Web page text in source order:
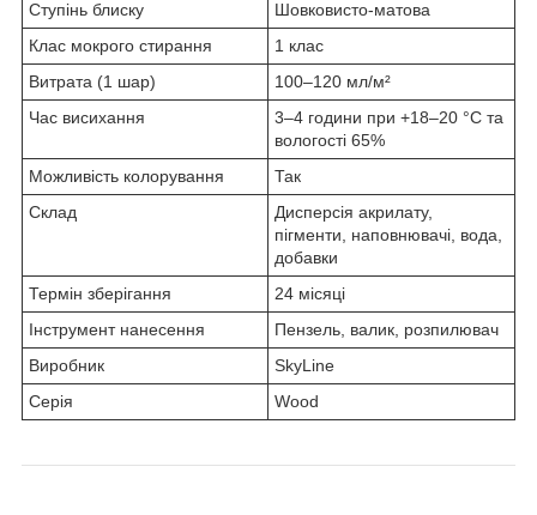
Ступінь блиску
Шовковисто-матова
Клас мокрого стирання
1 клас
Витрата (1 шар)
100–120 мл/м²
Час висихання
3–4 години при +18–20 °C та
вологості 65%
Можливість колорування
Так
Склад
Дисперсія акрилату,
пігменти, наповнювачі, вода,
добавки
Термін зберігання
24 місяці
Інструмент нанесення
Пензель, валик, розпилювач
Виробник
SkyLine
Серія
Wood